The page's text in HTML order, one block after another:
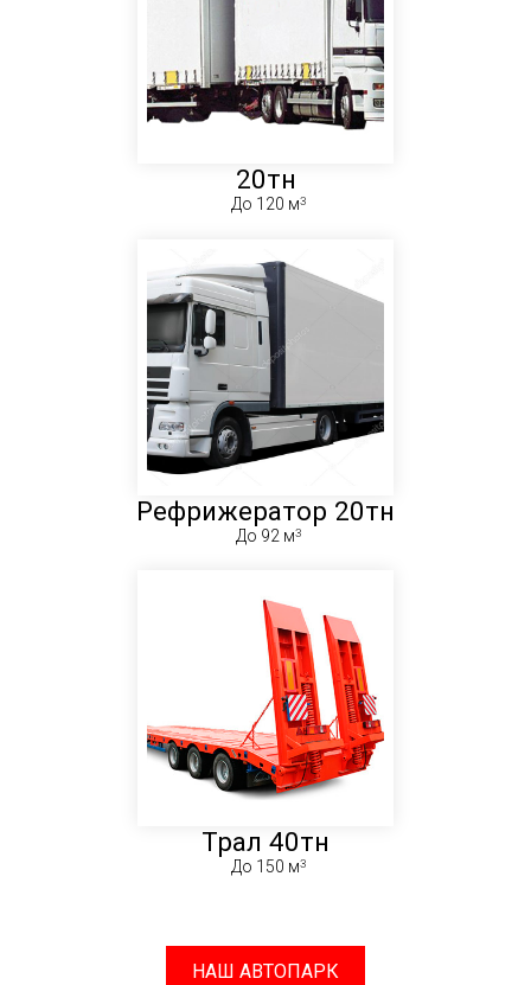
20тн
До 120 м
Рефрижератор 20тн
До 92 м
Трал 40тн
До 150 м
НАШ АВТОПАРК